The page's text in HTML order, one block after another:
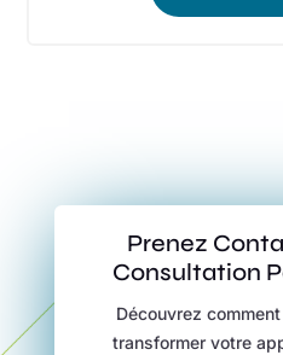
Prenez
Consultation
Découvrez
transformer votre